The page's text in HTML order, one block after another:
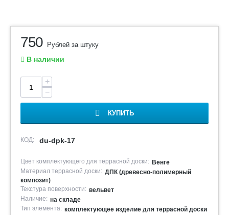
750 Рублей за штуку
В наличии
+
−
КУПИТЬ
КОД: du-dpk-17
Цвет комплектующего для террасной доски: Венге
Материал террасной доски: ДПК (древесно-полимерный
композит)
Текстура поверхности: вельвет
Наличие: на складе
Тип элемента: комплектующее изделие для террасной доски